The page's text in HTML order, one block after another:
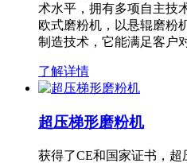
术水平，拥有多项自主技
欧式磨粉机，以悬辊磨粉
制造技术，它能满足客户
了解详情
超压梯形磨粉机
获得了CE和国家证书，超